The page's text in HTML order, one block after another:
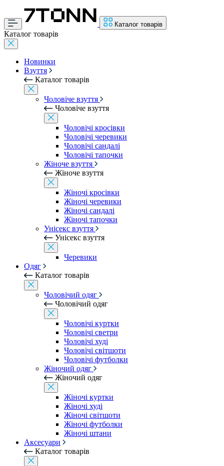
Каталог товарів
Каталог товарів
Новинки
Взуття
Каталог товарів
Чоловіче взуття
Чоловіче взуття
Чоловічі кросівки
Чоловічі черевики
Чоловічі сандалі
Чоловічі тапочки
Жіноче взуття
Жіноче взуття
Жіночі кросівки
Жіночі черевики
Жіночі сандалі
Жіночі тапочки
Унісекс взуття
Унісекс взуття
Черевики
Одяг
Каталог товарів
Чоловічий одяг
Чоловічий одяг
Чоловічі куртки
Чоловічі светри
Чоловічі худі
Чоловічі світшоти
Чоловічі футболки
Жіночий одяг
Жіночий одяг
Жіночі куртки
Жіночі худі
Жіночі світшоти
Жіночі футболки
Жіночі штани
Аксесуари
Каталог товарів